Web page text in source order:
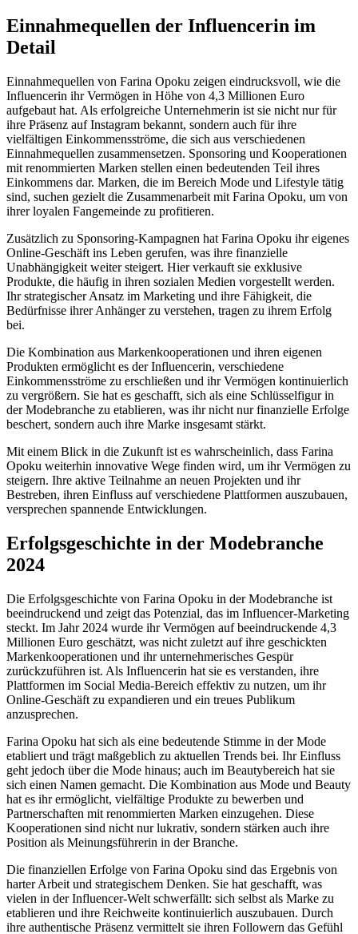
Einnahmequellen der Influencerin im
Detail
Einnahmequellen von Farina Opoku zeigen eindrucksvoll, wie die
Influencerin ihr Vermögen in Höhe von 4,3 Millionen Euro
aufgebaut hat. Als erfolgreiche Unternehmerin ist sie nicht nur für
ihre Präsenz auf Instagram bekannt, sondern auch für ihre
vielfältigen Einkommensströme, die sich aus verschiedenen
Einnahmequellen zusammensetzen. Sponsoring und Kooperationen
mit renommierten Marken stellen einen bedeutenden Teil ihres
Einkommens dar. Marken, die im Bereich Mode und Lifestyle tätig
sind, suchen gezielt die Zusammenarbeit mit Farina Opoku, um von
ihrer loyalen Fangemeinde zu profitieren.
Zusätzlich zu Sponsoring-Kampagnen hat Farina Opoku ihr eigenes
Online-Geschäft ins Leben gerufen, was ihre finanzielle
Unabhängigkeit weiter steigert. Hier verkauft sie exklusive
Produkte, die häufig in ihren sozialen Medien vorgestellt werden.
Ihr strategischer Ansatz im Marketing und ihre Fähigkeit, die
Bedürfnisse ihrer Anhänger zu verstehen, tragen zu ihrem Erfolg
bei.
Die Kombination aus Markenkooperationen und ihren eigenen
Produkten ermöglicht es der Influencerin, verschiedene
Einkommensströme zu erschließen und ihr Vermögen kontinuierlich
zu vergrößern. Sie hat es geschafft, sich als eine Schlüsselfigur in
der Modebranche zu etablieren, was ihr nicht nur finanzielle Erfolge
beschert, sondern auch ihre Marke insgesamt stärkt.
Mit einem Blick in die Zukunft ist es wahrscheinlich, dass Farina
Opoku weiterhin innovative Wege finden wird, um ihr Vermögen zu
steigern. Ihre aktive Teilnahme an neuen Projekten und ihr
Bestreben, ihren Einfluss auf verschiedene Plattformen auszubauen,
versprechen spannende Entwicklungen.
Erfolgsgeschichte in der Modebranche
2024
Die Erfolgsgeschichte von Farina Opoku in der Modebranche ist
beeindruckend und zeigt das Potenzial, das im Influencer-Marketing
steckt. Im Jahr 2024 wurde ihr Vermögen auf beeindruckende 4,3
Millionen Euro geschätzt, was nicht zuletzt auf ihre geschickten
Markenkooperationen und ihr unternehmerisches Gespür
zurückzuführen ist. Als Influencerin hat sie es verstanden, ihre
Plattformen im Social Media-Bereich effektiv zu nutzen, um ihr
Online-Geschäft zu expandieren und ein treues Publikum
anzusprechen.
Farina Opoku hat sich als eine bedeutende Stimme in der Mode
etabliert und trägt maßgeblich zu aktuellen Trends bei. Ihr Einfluss
geht jedoch über die Mode hinaus; auch im Beautybereich hat sie
sich einen Namen gemacht. Die Kombination aus Mode und Beauty
hat es ihr ermöglicht, vielfältige Produkte zu bewerben und
Partnerschaften mit renommierten Marken einzugehen. Diese
Kooperationen sind nicht nur lukrativ, sondern stärken auch ihre
Position als Meinungsführerin in der Branche.
Die finanziellen Erfolge von Farina Opoku sind das Ergebnis von
harter Arbeit und strategischem Denken. Sie hat geschafft, was
vielen in der Influencer-Welt schwerfällt: sich selbst als Marke zu
etablieren und ihre Reichweite kontinuierlich auszubauen. Durch
ihre authentische Präsenz vermittelt sie ihren Followern das Gefühl